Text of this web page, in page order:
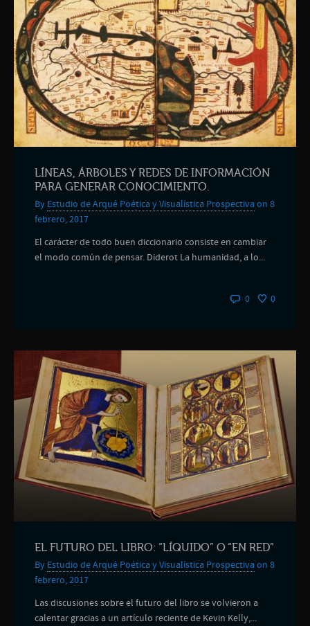
LÍNEAS, ÁRBOLES Y REDES DE INFORMACIÓN
PARA GENERAR CONOCIMIENTO.
By Estudio de Arqué Poética y Visualística Prospectivaon 8
febrero, 2017
El carácter de todo buen diccionario consiste en cambiar
el modo común de pensar. Diderot La humanidad, a lo...
0 0
EL FUTURO DEL LIBRO: “LÍQUIDO” O “EN RED”
By Estudio de Arqué Poética y Visualística Prospectivaon 8
febrero, 2017
Las discusiones sobre el futuro del libro se volvieron a
calentar gracias a un artículo reciente de Kevin Kelly,...